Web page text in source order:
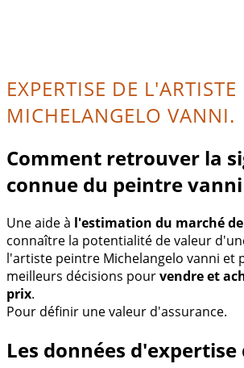
EXPERTISE DE L'ARTISTE
MICHELANGELO VANNI.
Comment retrouver la
connue du peintre vanni
Une aide à l'estimation du marché
connaître la potentialité de valeur
l'artiste peintre Michelangelo vanni et
meilleurs décisions pourvendre et
prix.
Pour définir une valeur d'assurance.
Les données